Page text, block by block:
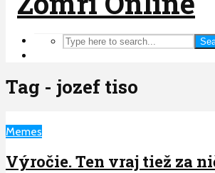
Tag - jozef tiso
Memes
Výročie. Ten vraj tiež za